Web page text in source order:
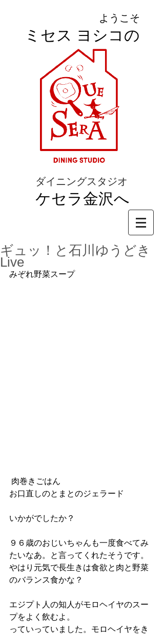
ようこそ
ミセス ヨシコの
ダイニングスタジオ
ケセラ金沢へ
ギュッ！と石川ゆうどき
Live
みぞれ野菜スープ
肉巻きごはん
お口直しのとまとのジェラード
いかがでしたか？
９６歳のおじいちゃんも一度食べてみ
たいなあ。と言ってくれたそうです。
やはり元気で長生きは食欲と肉と野菜
のバランス食かな？
エジプト人の知人がモロヘイヤのスー
プをよく飲むよ。
っていっていました。モロヘイヤをき